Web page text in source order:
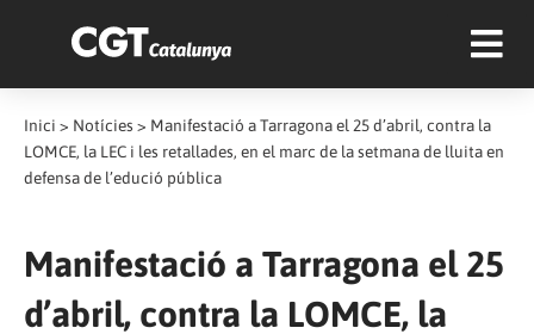
Inici > Notícies > Manifestació a Tarragona el 25 d’abril, contra la
LOMCE, la LEC i les retallades, en el marc de la setmana de lluita en
defensa de l’edució pública
Manifestació a Tarragona el 25
d’abril, contra la LOMCE, la